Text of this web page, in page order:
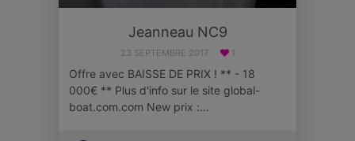
Jeanneau NC9
23 SEPTEMBRE 2017 1
Offre avec BAISSE DE PRIX ! ** - 18
000€ ** Plus d'info sur le site global-
boat.com.com New prix :…